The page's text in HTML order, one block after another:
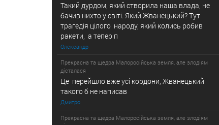
Такий дурдом, який створила наша влада, не
бачив нихто у свiтi. Який Жванецький? Тут
трагедiя цiлого народу, який колись робив
ракети, а тепер п
Олександр
Прекрасна та щедра Малоросійська земля, але злодіям
дісталася
Це перейшло вже усi кордони, Жванецький
такого б не написав
Дмитро
Прекрасна та щедра Малоросійська земля, але злодіям